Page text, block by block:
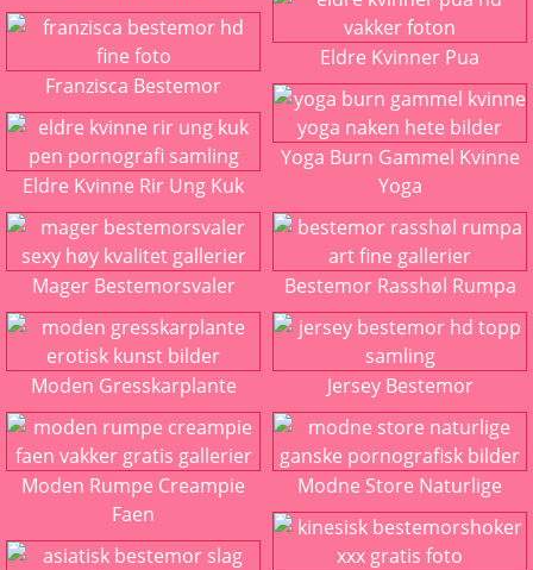
Franzisca Bestemor
Eldre Kvinne Rir Ung Kuk
Mager Bestemorsvaler
Moden Gresskarplante
Moden Rumpe Creampie
Faen
Eldre Kvinner Pua
Yoga Burn Gammel Kvinne
Yoga
Bestemor Rasshøl Rumpa
Jersey Bestemor
Modne Store Naturlige